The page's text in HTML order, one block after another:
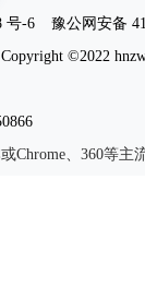
号-6
豫公网安备
©2022
Chrome、360等主